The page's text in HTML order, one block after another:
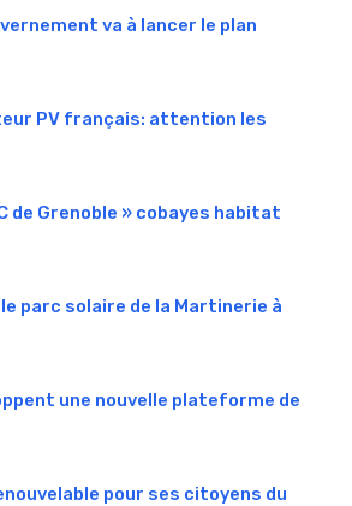
va à lancer le plan
PV français: attention les
de Grenoble » cobayes habitat
le parc solaire de la Martinerie à
une nouvelle plateforme de
pour ses citoyens du